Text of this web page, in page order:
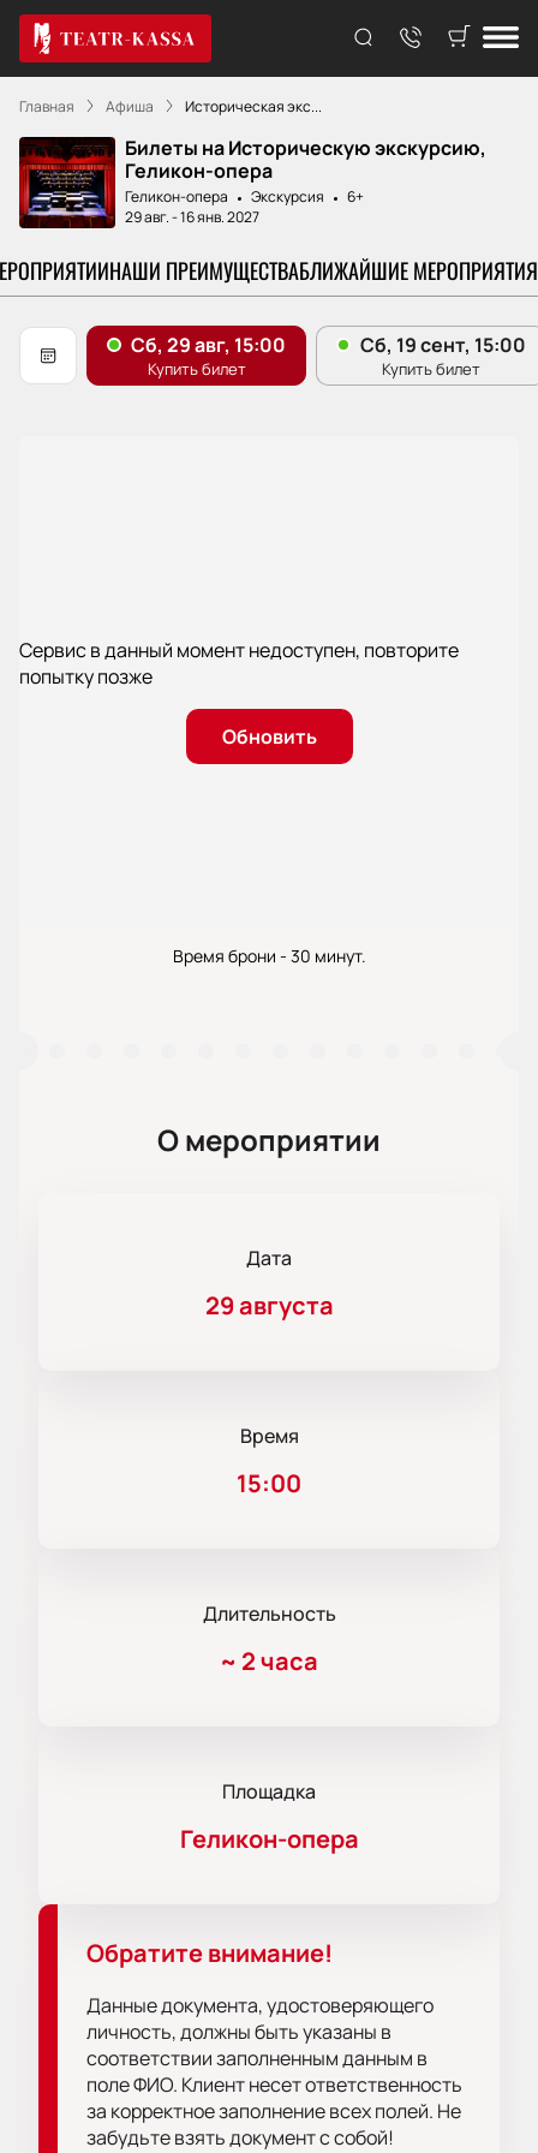
Главная Афиша Историческая экс...
Билеты на Историческую экскурсию,
Геликон-опера
Геликон-опера Экскурсия
6+
29 авг.-16 янв. 2027
НАШИ ПРЕИМУЩЕСТВАБЛИЖАЙШИЕ МЕРОПРИЯТИЯ
Сервис в данный момент недоступен, повторите
попытку позже
Обновить
Время брони - 30 минут.
О мероприятии
Дата
29 августа
Время
15:00
Длительность
~ 2 часа
Площадка
Геликон-опера
Обратите внимание!
Данные документа, удостоверяющего
личность, должны быть указаны в
соответствии заполненным данным в
поле ФИО. Клиент несет ответственность
за корректное заполнение всех полей. Не
забудьте взять документ с собой!